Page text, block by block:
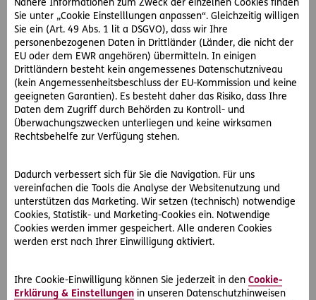
Nähere Informationen zum Zweck der einzelnen Cookies finden
Sie unter „Cookie Einstelllungen anpassen“. Gleichzeitig willigen
Sie ein (Art. 49 Abs. 1 lit a DSGVO), dass wir Ihre
personenbezogenen Daten in Drittländer (Länder, die nicht der
EU oder dem EWR angehören) übermitteln. In einigen
Drittländern besteht kein angemessenes Datenschutzniveau
(kein Angemessenheitsbeschluss der EU-Kommission und keine
geeigneten Garantien). Es besteht daher das Risiko, dass Ihre
Daten dem Zugriff durch Behörden zu Kontroll- und
Überwachungszwecken unterliegen und keine wirksamen
Rechtsbehelfe zur Verfügung stehen.
Dadurch verbessert sich für Sie die Navigation. Für uns
vereinfachen die Tools die Analyse der Websitenutzung und
unterstützen das Marketing. Wir setzen (technisch) notwendige
Cookies, Statistik- und Marketing-Cookies ein. Notwendige
Cookies werden immer gespeichert. Alle anderen Cookies
werden erst nach Ihrer Einwilligung aktiviert.
Ihre Cookie-Einwilligung können Sie jederzeit in den Cookie-
Erklärung & Einstellungen in unseren Datenschutzhinweisen
#Rechtsprechung #Internet & Datenschutz
2006-06-29
Widerspruch gegen Verwendung persönlicher
Daten ist auch ohne Begründung möglich
der H-GmbH abschließen. Das Mobilfunkunternehmen
verweigert den Vertragsabschluss, weil in…